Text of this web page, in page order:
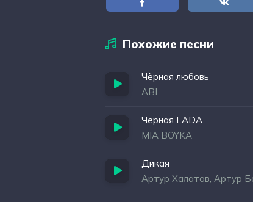
Похожие песни
Чёрная любовь
ABI
Черная LADA
MIA BOYKA
Дикая
Артур Халатов, Артур